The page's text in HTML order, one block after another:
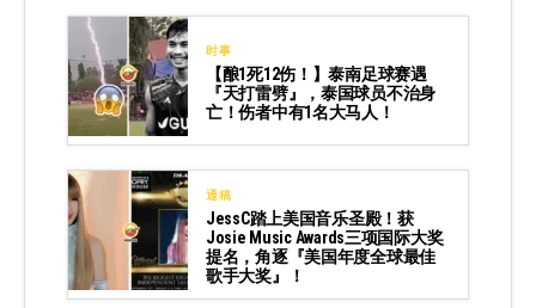
时事
【酿1死12伤！】泰南足球赛遇
『天打雷劈』，泰国球员不治身
亡！伤者中有1名大马人！
通稿
JessC踏上美国音乐圣殿！获
Josie Music Awards三项国际大奖
提名，角逐『美国年度全球最佳
歌手大奖』！